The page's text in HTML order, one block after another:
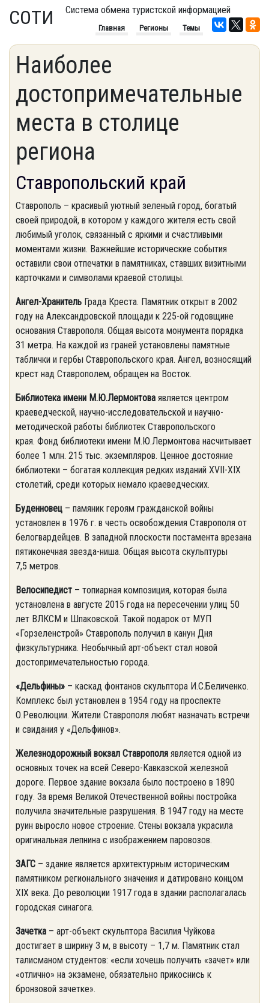
СОТИ Система обмена туристской информацией
Главная Регионы Темы
Наиболее
достопримечательные
места в столице
региона
Ставропольский край
Ставрополь – красивый уютный зеленый город, богатый
своей природой, в котором у каждого жителя есть свой
любимый уголок, связанный с яркими и счастливыми
моментами жизни. Важнейшие исторические события
оставили свои отпечатки в памятниках, ставших визитными
карточками и символами краевой столицы.
Ангел-Хранитель Града Креста. Памятник открыт в 2002
году на Александровской площади к 225-ой годовщине
основания Ставрополя. Общая высота монумента порядка
31 метра. На каждой из граней установлены памятные
таблички и гербы Ставропольского края. Ангел, возносящий
крест над Ставрополем, обращен на Восток.
Библиотека имени М.Ю.Лермонтова является центром
краеведческой, научно-исследовательской и научно-
методической работы библиотек Ставропольского
края. Фонд библиотеки имени М.Ю.Лермонтова насчитывает
более 1 млн. 215 тыс. экземпляров. Ценное достояние
библиотеки – богатая коллекция редких изданий XVII-XIX
столетий, среди которых немало краеведческих.
Буденновец – памяник героям гражданской войны
установлен в 1976 г. в честь освобождения Ставрополя от
белогвардейцев. В западной плоскости постамента врезана
пятиконечная звезда-ниша. Общая высота скульптуры
7,5 метров.
Велосипедист – топиарная композиция, которая была
установлена в августе 2015 года на пересечении улиц 50
лет ВЛКСМ и Шпаковской. Такой подарок от МУП
«Горзеленстрой» Ставрополь получил в канун Дня
физкультурника. Необычный арт-объект стал новой
достопримечательностью города.
«Дельфины» – каскад фонтанов скульптора И.С.Беличенко.
Комплекс был установлен в 1954 году на проспекте
О.Революции. Жители Ставрополя любят назначать встречи
и свидания у «Дельфинов».
Железнодорожный вокзал Ставрополя является одной из
основных точек на всей Северо-Кавказской железной
дороге. Первое здание вокзала было построено в 1890
году. За время Великой Отечественной войны постройка
получила значительные разрушения. В 1947 году на месте
руин выросло новое строение. Стены вокзала украсила
оригинальная лепнина с изображением паровозов.
ЗАГС – здание является архитектурным историческим
памятником регионального значения и датировано концом
XIX века. До революции 1917 года в здании располагалась
городская синагога.
Зачетка – арт-объект скульптора Василия Чуйкова
достигает в ширину 3 м, в высоту – 1,7 м. Памятник стал
талисманом студентов: «если хочешь получить «зачет» или
«отлично» на экзамене, обязательно прикоснись к
бронзовой зачетке».